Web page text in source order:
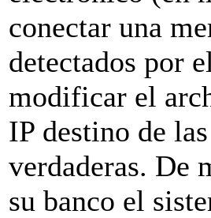
conectar una
detectados por
modificar el
IP destino de
verdaderas. De
su banco el